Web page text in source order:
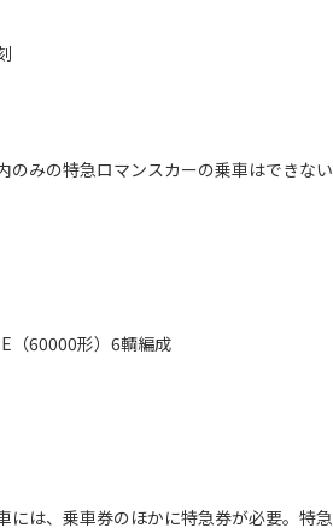
みの特急ロマンスカーの乗車はできない
（60000形）6輌編成
は、乗車券のほかに特急券が必要。特急